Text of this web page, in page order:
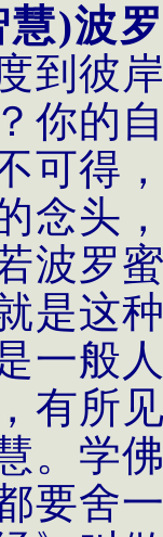
慧)波
到彼
你的
可得
念头
波罗
是这
一般
有所
。学
要舍